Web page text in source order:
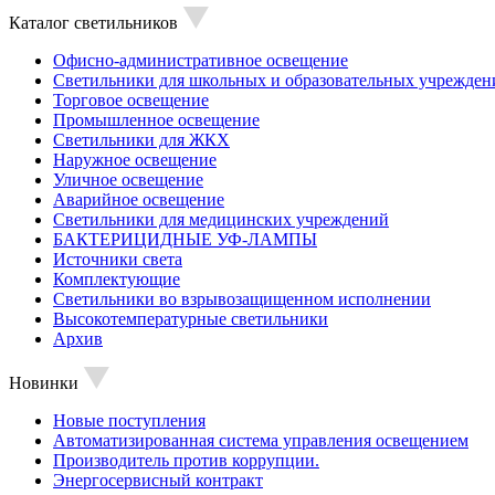
Каталог светильников
Офисно-административное освещение
Светильники для школьных и образовательных
Торговое освещение
Промышленное освещение
Светильники для ЖКХ
Наружное освещение
Уличное освещение
Аварийное освещение
Светильники для медицинских учреждений
БАКТЕРИЦИДНЫЕ УФ-ЛАМПЫ
Источники света
Комплектующие
Светильники во взрывозащищенном исполнении
Высокотемпературные светильники
Архив
Новинки
Новые поступления
Автоматизированная система управления освещением
Производитель против коррупции.
Энергосервисный контракт